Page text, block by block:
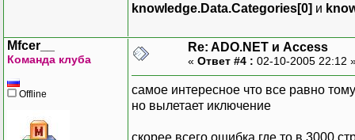
knowledge.Data.Categories[0] и
Mfcer__
Команда клуба
Offline
Re: ADO.NET и Access
« Ответ #4 : 02-10-2005 22:12
самое интересное что все равно
но вылетает иключение
скорее всего ошибка где то в 3000